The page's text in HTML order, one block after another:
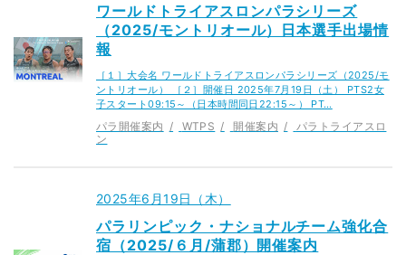
ワールドトライアスロンパラシリーズ
（2025/モントリオール）日本選手出場情
報
［１］大会名 ワールドトライアスロンパラシリーズ（2025/モ
ントリオール） ［２］開催日 2025年7月19日（土） PTS2女
子スタート09:15～（日本時間同日22:15～） PT…
パラ開催案内 WTPS 開催案内
パラトライアスロ
ン
2025年6月19日（木）
パラリンピック・ナショナルチーム強化合
宿（2025/６月/蒲郡）開催案内